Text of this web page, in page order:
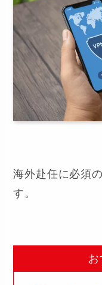
海外赴任に必須
す。
お